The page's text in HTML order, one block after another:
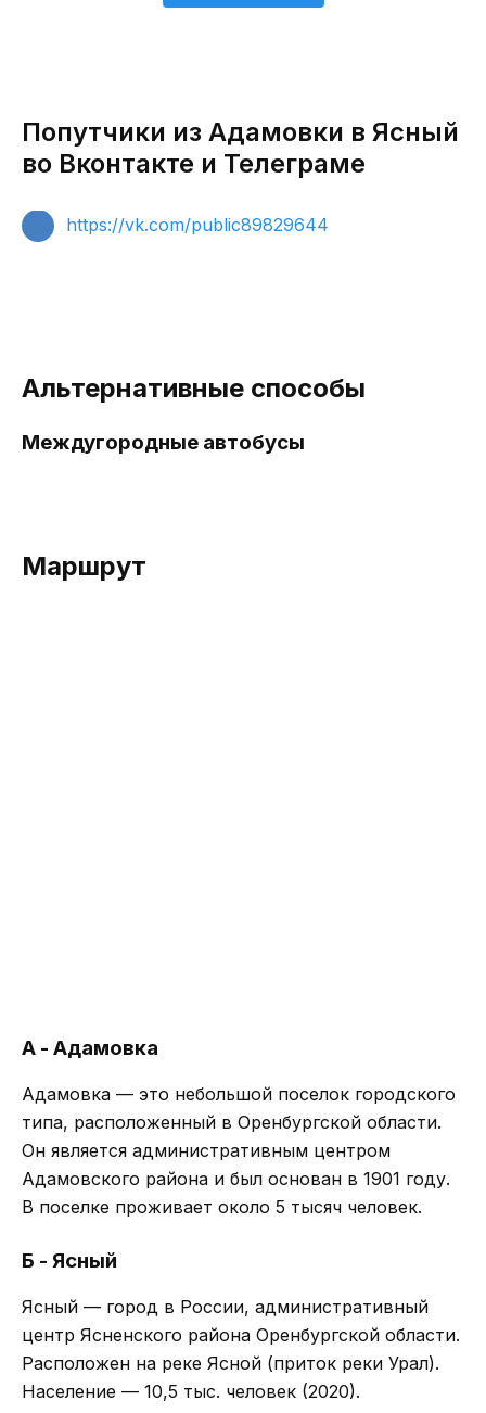
Попутчики из Адамовки в Ясный
во Вконтакте и Телеграме
https://vk.com/public89829644
Альтернативные способы
Междугородные автобусы
Маршрут
А - Адамовка
Адамовка — это небольшой поселок городского
типа, расположенный в Оренбургской области.
Он является административным центром
Адамовского района и был основан в 1901 году.
В поселке проживает около 5 тысяч человек.
Б - Ясный
Ясный — город в России, административный
центр Ясненского района Оренбургской области.
Расположен на реке Ясной (приток реки Урал).
Население — 10,5 тыс. человек (2020).